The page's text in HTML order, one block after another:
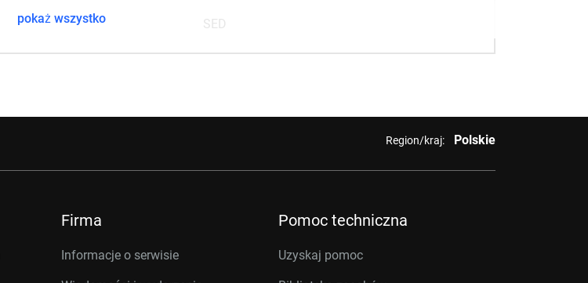
SED
pokaż wszystko
Region/kraj: Polskie
Firma
Informacje o serwisie
Pomoc techniczna
Uzyskaj pomoc